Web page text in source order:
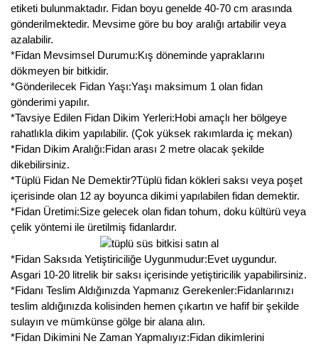
etiketi bulunmaktadır. Fidan boyu genelde 40-70 cm arasında
gönderilmektedir. Mevsime göre bu boy aralığı artabilir veya
azalabilir.
*Fidan Mevsimsel Durumu:Kış döneminde yapraklarını
dökmeyen bir bitkidir.
*Gönderilecek Fidan Yaşı:Yaşı maksimum 1 olan fidan
gönderimi yapılır.
*Tavsiye Edilen Fidan Dikim Yerleri:Hobi amaçlı her bölgeye
rahatlıkla dikim yapılabilir. (Çok yüksek rakımlarda iç mekan)
*Fidan Dikim Aralığı:Fidan arası 2 metre olacak şekilde
dikebilirsiniz.
*Tüplü Fidan Ne Demektir?Tüplü fidan kökleri saksı veya poşet
içerisinde olan 12 ay boyunca dikimi yapılabilen fidan demektir.
*Fidan Üretimi:Size gelecek olan fidan tohum, doku kültürü veya
çelik yöntemi ile üretilmiş fidanlardır.
*Fidan Saksıda Yetiştiriciliğe Uygunmudur:Evet uygundur.
Asgari 10-20 litrelik bir saksı içerisinde yetiştiricilik yapabilirsiniz.
*Fidanı Teslim Aldığınızda Yapmanız Gerekenler:Fidanlarınızı
teslim aldığınızda kolisinden hemen çıkartın ve hafif bir şekilde
sulayın ve mümkünse gölge bir alana alın.
*Fidan Dikimini Ne Zaman Yapmalıyız:Fidan dikimlerini